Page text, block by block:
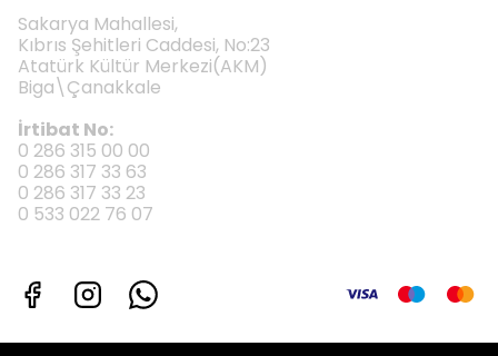
Sakarya Mahallesi,
Kıbrıs Şehitleri Caddesi, No:23
Atatürk Kültür Merkezi(AKM)
Biga\Çanakkale
İrtibat No:
0 286 315 00 00
0 286 317 33 63
0 286 317 33 23
0 533 022 76 07